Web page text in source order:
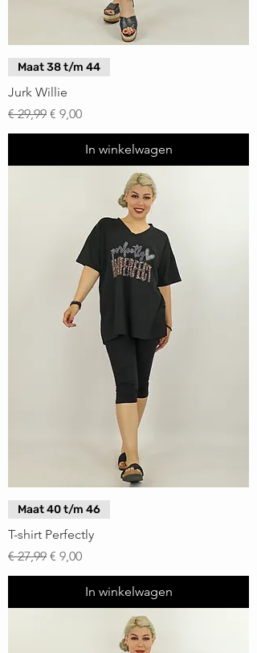
Maat 38 t/m 44
Jurk Willie
Normale prijs
€ 29,99 Verkoopprijs
€ 9,00
In winkelwagen
Maat 40 t/m 46
T-shirt Perfectly
Normale prijs
€ 27,99 Verkoopprijs
€ 9,00
In winkelwagen